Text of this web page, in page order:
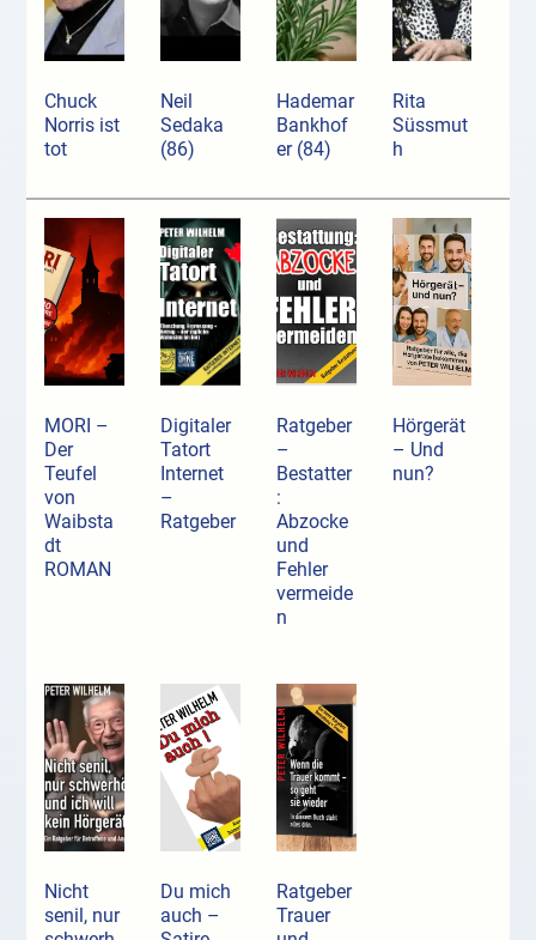
Chuck
Norris ist
tot
Neil
Sedaka
(86)
Hademar
Bankhof
er (84)
Rita
Süssmut
h
MORI –
Der
Teufel
von
Waibsta
dt
ROMAN
Digitaler
Tatort
Internet
–
Ratgeber
Ratgeber
–
Bestatter
:
Abzocke
und
Fehler
vermeide
n
Hörgerät
– Und
nun?
Nicht
senil, nur
Du mich
auch –
Ratgeber
Trauer